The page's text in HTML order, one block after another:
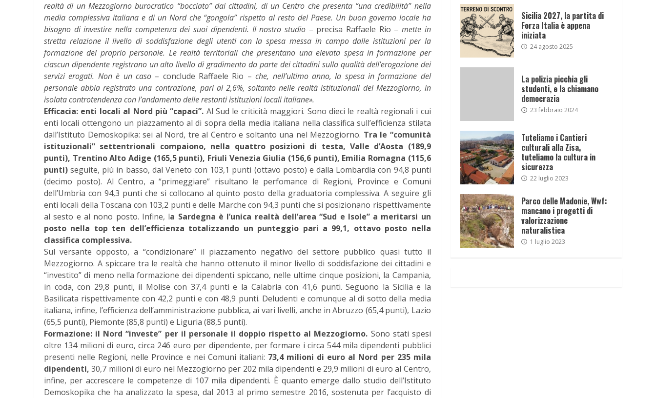
realtà di un Mezzogiorno burocratico “bocciato” dai cittadini, di un Centro che presenta “una credibilità” nella
media complessiva italiana e di un Nord che “gongola” rispetto al resto del Paese. Un buon governo locale ha
bisogno di investire nella competenza dei suoi dipendenti. Il nostro studio– precisa Raffaele Rio – mette in
stretta relazione il livello di soddisfazione degli utenti con la spesa messa in campo dalle istituzioni per la
formazione del proprio personale. Le realtà territoriali che presentano una elevata spesa in formazione per
ciascun dipendente registrano un alto livello di gradimento da parte dei cittadini sulla qualità dell’erogazione dei
servizi erogati. Non è un caso– conclude Raffaele Rio –che, nell’ultimo anno, la spesa in formazione del
personale abbia registrato una contrazione, pari al 2,6%, soltanto nelle realtà istituzionali del Mezzogiorno, in
isolata controtendenza con l’andamento delle restanti istituzioni locali italiane».
Efficacia: enti locali al Nord più “capaci”. Al Sud le criticità maggiori. Sono dieci le realtà regionali i cui
enti locali ottengono un piazzamento al di sopra della media italiana nella classifica sull’efficienza stilata
dall’Istituto Demoskopika: sei al Nord, tre al Centro e soltanto una nel Mezzogiorno. Tra le “comunità
istituzionali” settentrionali compaiono, nella quattro posizioni di testa, Valle d’Aosta (189,9
punti), Trentino Alto Adige (165,5 punti), Friuli Venezia Giulia (156,6 punti), Emilia Romagna (115,6
punti) seguite, più in basso, dal Veneto con 103,1 punti (ottavo posto) e dalla Lombardia con 94,8 punti
(decimo posto). Al Centro, a “primeggiare” risultano le perfomance di Regioni, Province e Comuni
dell’Umbria con 94,3 punti che si collocano al quinto posto della graduatoria complessiva. A seguire gli
enti locali della Toscana con 103,2 punti e delle Marche con 94,3 punti che si posizionano rispettivamente
al sesto e al nono posto. Infine, la Sardegna è l’unica realtà dell’area “Sud e Isole” a meritarsi un
posto nella top ten dell’efficienza totalizzando un punteggio pari a 99,1, ottavo posto nella
classifica complessiva.
Sul versante opposto, a “condizionare” il piazzamento negativo del settore pubblico quasi tutto il
Mezzogiorno. A spiccare tra le realtà che hanno ottenuto il minor livello di soddisfazione dei cittadini e
“investito” di meno nella formazione dei dipendenti spiccano, nelle ultime cinque posizioni, la Campania,
in coda, con 29,8 punti, il Molise con 37,4 punti e la Calabria con 41,6 punti. Seguono la Sicilia e la
Basilicata rispettivamente con 42,2 punti e con 48,9 punti. Deludenti e comunque al di sotto della media
italiana, infine, l’efficienza dell’amministrazione pubblica, ai vari livelli, anche in Abruzzo (65,4 punti), Lazio
(65,5 punti), Piemonte (85,8 punti) e Liguria (88,5 punti).
Formazione: il Nord “investe” per il personale il doppio rispetto al Mezzogiorno. Sono stati spesi
oltre 134 milioni di euro, circa 246 euro per dipendente, per formare i circa 544 mila dipendenti pubblici
presenti nelle Regioni, nelle Province e nei Comuni italiani: 73,4 milioni di euro al Nord per 235 mila
dipendenti, 30,7 milioni di euro nel Mezzogiorno per 202 mila dipendenti e 29,9 milioni di euro al Centro,
infine, per accrescere le competenze di 107 mila dipendenti. È quanto emerge dallo studio dell’Istituto
Demoskopika che ha analizzato la spesa, dal 2013 al primo semestre 2016, sostenuta per l’acquisto di
Sicilia 2027, la partita di
Forza Italia è appena
iniziata
24 agosto 2025
La polizia picchia gli
studenti, e la chiamano
democrazia
23 febbraio 2024
Tuteliamo i Cantieri
culturali alla Zisa,
tuteliamo la cultura in
sicurezza
22 luglio 2023
Parco delle Madonie, Wwf:
mancano i progetti di
valorizzazione
naturalistica
1 luglio 2023